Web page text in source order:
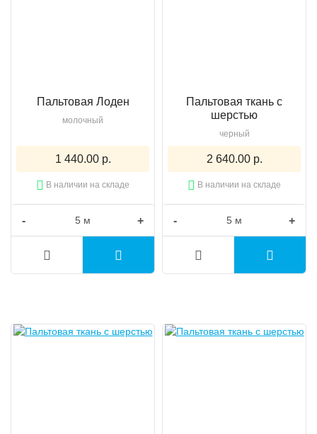
Пальтовая Лоден
молочный
1 440.00 р.
В наличии на складе
- +
Пальтовая ткань с
шерстью
черный
2 640.00 р.
В наличии на складе
- +